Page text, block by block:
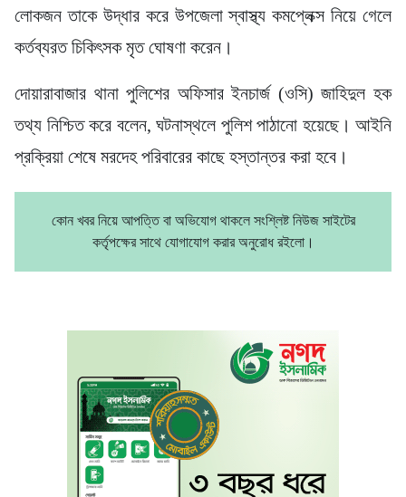
লোকজন তাকে উদ্ধার করে উপজেলা স্বাস্থ্য কমপ্লেক্স নিয়ে গেলে
কর্তব্যরত চিকিৎসক মৃত ঘোষণা করেন।
দোয়ারাবাজার থানা পুলিশের অফিসার ইনচার্জ (ওসি) জাহিদুল হক
তথ্য নিশ্চিত করে বলেন, ঘটনাস্থলে পুলিশ পাঠানো হয়েছে। আইনি
প্রক্রিয়া শেষে মরদেহ পরিবারের কাছে হস্তান্তর করা হবে।
কোন খবর নিয়ে আপত্তি বা অভিযোগ থাকলে সংশ্লিষ্ট নিউজ সাইটের
কর্তৃপক্ষের সাথে যোগাযোগ করার অনুরোধ রইলো।